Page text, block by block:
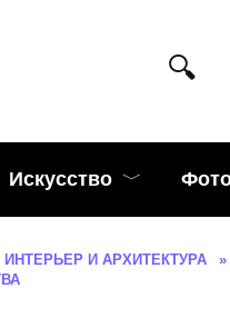
Искусство
ИНТЕРЬЕР И АРХИТЕКТУРА »